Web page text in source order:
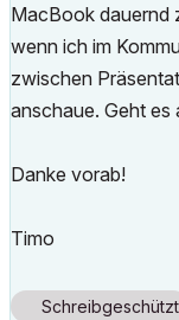
MacBook dauernd
wenn ich im
zwischen
anschaue. Geht es
Danke vorab!
Timo
Schreibgeschützt